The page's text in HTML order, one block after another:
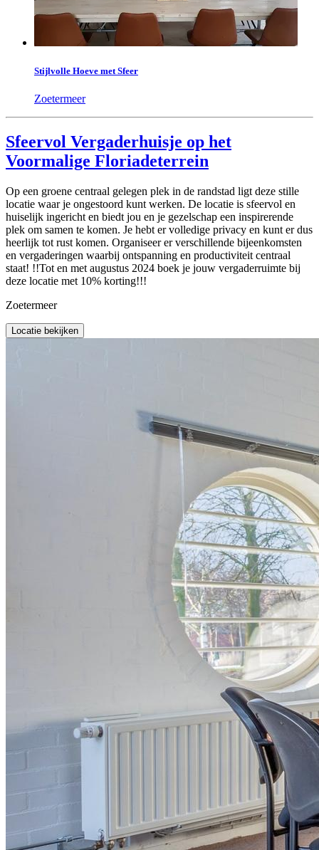
Stijlvolle Hoeve met Sfeer
Zoetermeer
Sfeervol Vergaderhuisje op het
Voormalige Floriadeterrein
Op een groene centraal gelegen plek in de randstad ligt deze stille
locatie waar je ongestoord kunt werken. De locatie is sfeervol en
huiselijk ingericht en biedt jou en je gezelschap een inspirerende
plek om samen te komen. Je hebt er volledige privacy en kunt er dus
heerlijk tot rust komen. Organiseer er verschillende bijeenkomsten
en vergaderingen waarbij ontspanning en productiviteit centraal
staat! !!Tot en met augustus 2024 boek je jouw vergaderruimte bij
deze locatie met 10% korting!!!
Zoetermeer
Locatie bekijken